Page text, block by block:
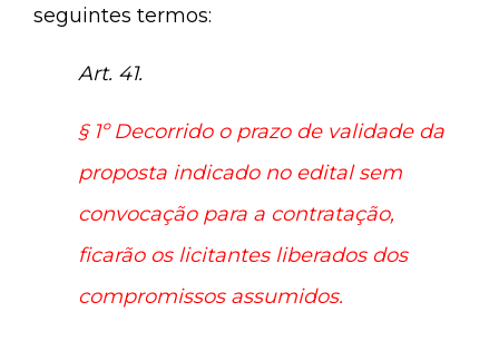
seguintes termos:
Art. 41.
§ 1ºDecorrido o prazo de validade da
proposta indicado no edital sem
convocação para a contratação,
ficarão os licitantes liberados dos
compromissos assumidos.